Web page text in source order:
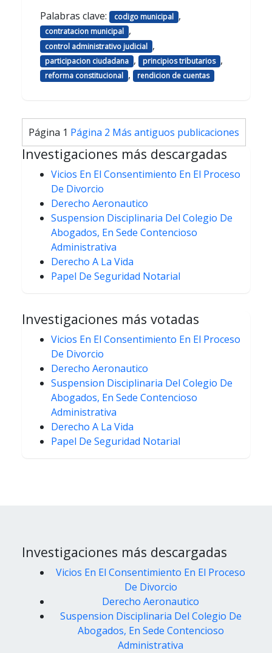
Palabras clave: codigo municipal ,
contratacion municipal ,
control administrativo judicial ,
participacion ciudadana , principios tributarios ,
reforma constitucional , rendicion de cuentas
Paginación
de
entradas
Página 1 Página 2 Más antiguos publicaciones
Investigaciones más descargadas
Vicios En El Consentimiento En El Proceso
De Divorcio
Derecho Aeronautico
Suspension Disciplinaria Del Colegio De
Abogados, En Sede Contencioso
Administrativa
Derecho A La Vida
Papel De Seguridad Notarial
Investigaciones más votadas
Vicios En El Consentimiento En El Proceso
De Divorcio
Derecho Aeronautico
Suspension Disciplinaria Del Colegio De
Abogados, En Sede Contencioso
Administrativa
Derecho A La Vida
Papel De Seguridad Notarial
Investigaciones más descargadas
Vicios En El Consentimiento En El Proceso
De Divorcio
Derecho Aeronautico
Suspension Disciplinaria Del Colegio De
Abogados, En Sede Contencioso
Administrativa